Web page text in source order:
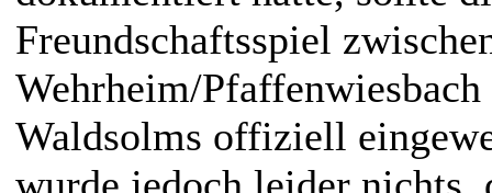
Freundschaftsspiel
Wehrheim/Pfaffenwiesbach
Waldsolms offiziell